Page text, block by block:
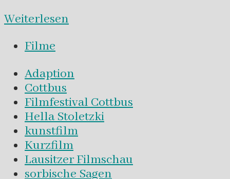
Weiterlesen
Filme
Adaption
Cottbus
Filmfestival Cottbus
Hella Stoletzki
kunstfilm
Kurzfilm
Lausitzer Filmschau
sorbische Sagen